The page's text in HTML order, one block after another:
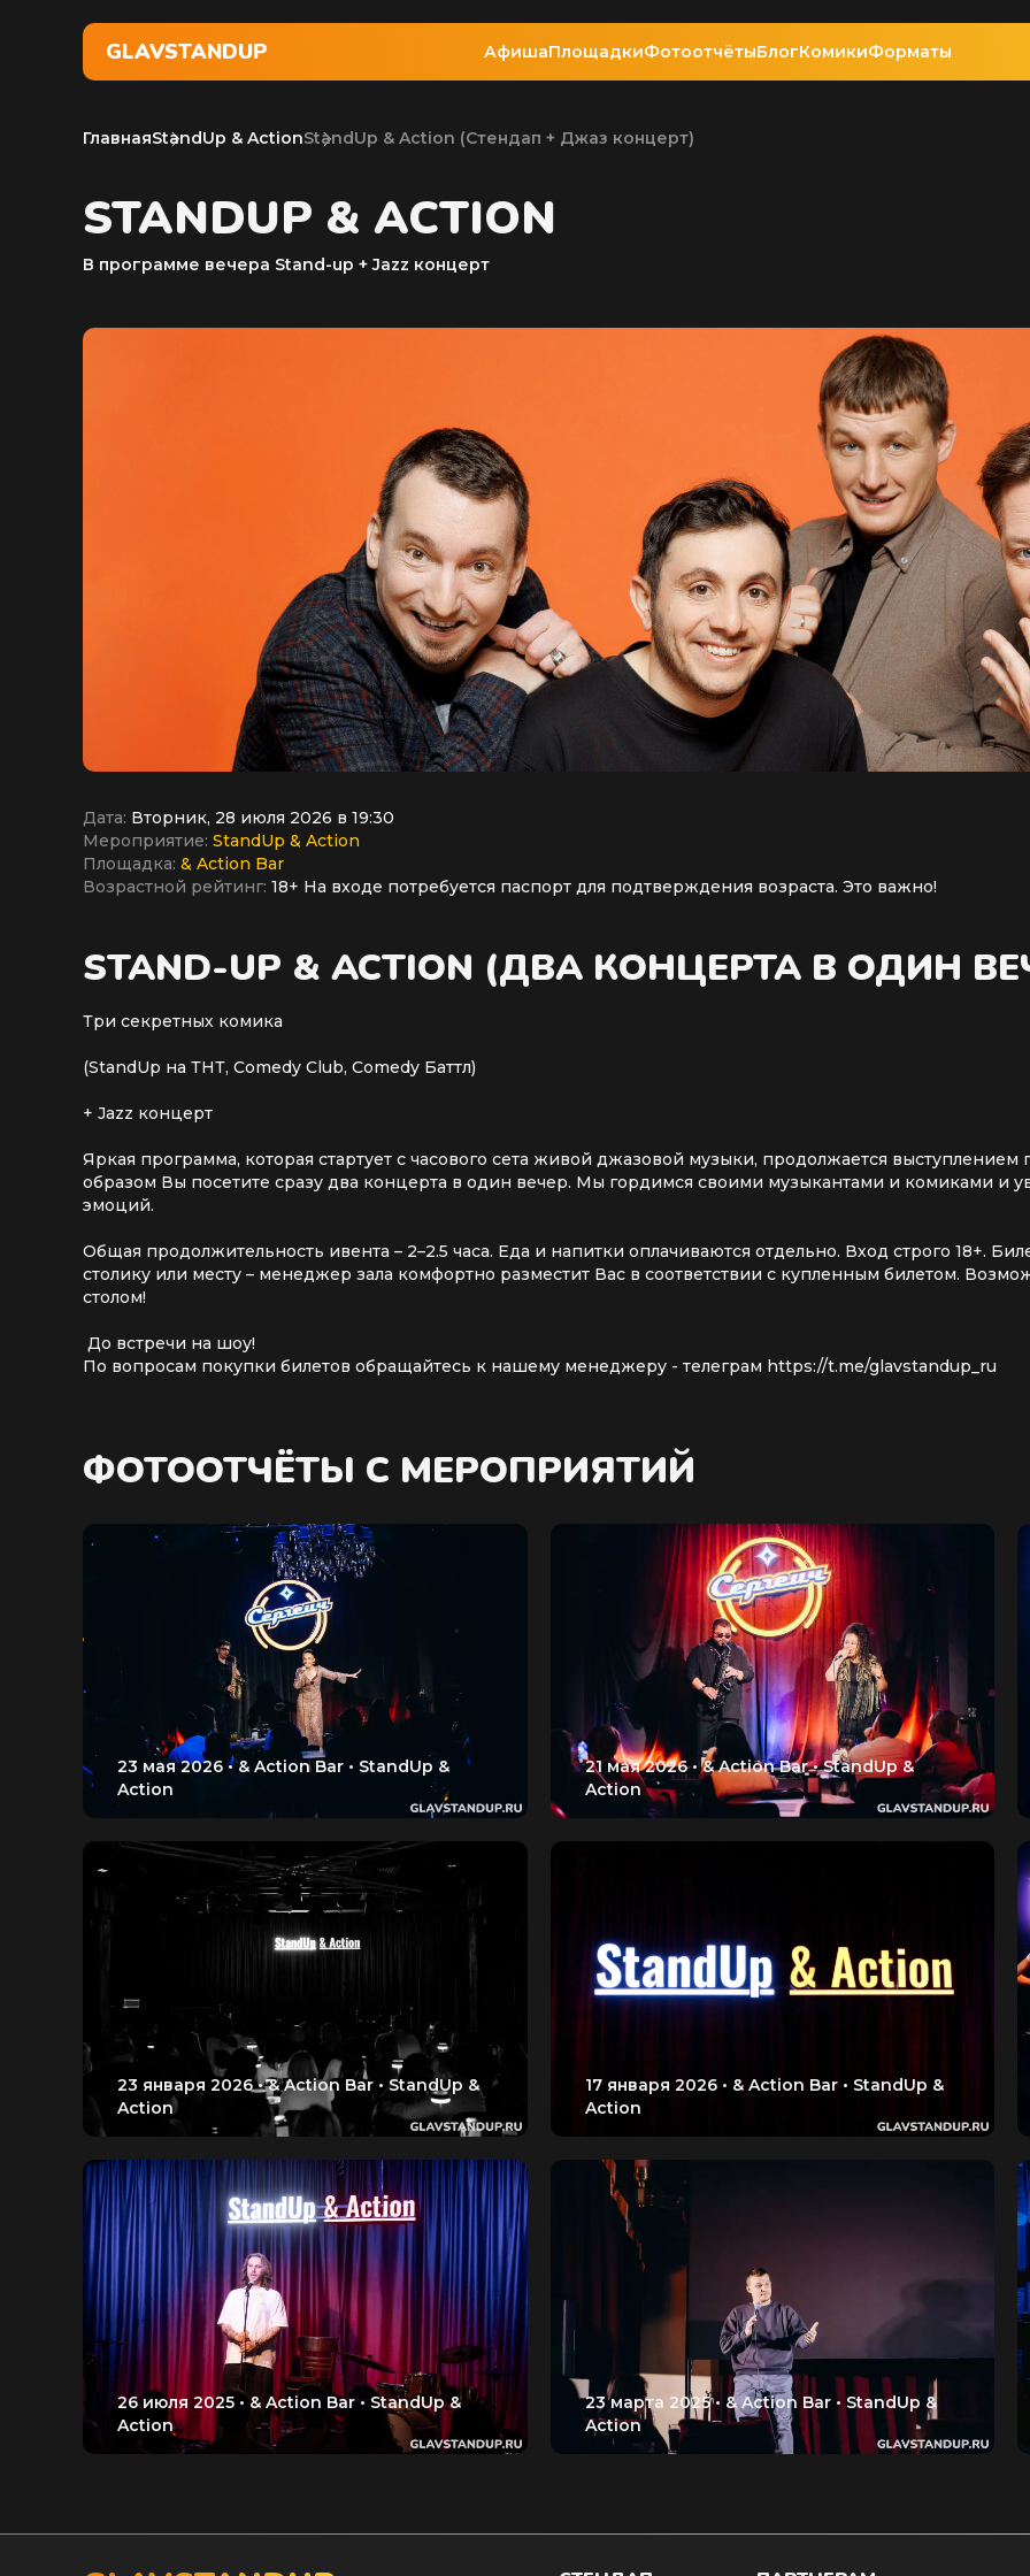
GLAVSTANDUP АфишаПлощадкиФотоотчётыБлогКомикиФорматы
ГлавнаяStandUp & ActionStandUp & Action (Cтендап + Джаз концерт)
STANDUP & ACTION
В программе вечера Stand-up + Jazz концерт
Дата: Вторник, 28 июля 2026 в 19:30
Мероприятие: StandUp & Action
Площадка: & Action Bar
Возрастной рейтинг: 18+ На входе потребуется паспорт для подтверждения возраста. Это важно!
STAND-UP & ACTION (ДВА КОНЦЕРТА В ОДИН
Три секретных комика
(StandUp на ТНТ, Comedy Club, Comedy Баттл)
+ Jazz концерт
Яркая программа, которая стартует с часового сета живой джазовой музыки, продолжается
образом Вы посетите сразу два концерта в один вечер. Мы гордимся своими музыкантами и комиками и
эмоций.
Общая продолжительность ивента – 2–2.5 часа. Еда и напитки оплачиваются отдельно. Вход строго 18+.
столику или месту – менеджер зала комфортно разместит Вас в соответствии с купленным билетом.
столом!
До встречи на шоу!
По вопросам покупки билетов обращайтесь к нашему менеджеру - телеграм https://t.me/glavstandup_ru
ФОТООТЧЁТЫ С МЕРОПРИЯТИЙ